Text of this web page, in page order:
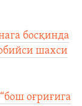
босқинда
шахси
оғриғига